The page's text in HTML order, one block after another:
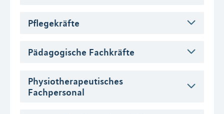
Pflegekräfte
Pädagogische Fachkräfte
Physiotherapeutisches
Fachpersonal